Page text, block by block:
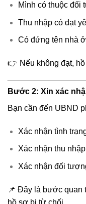
Mình có thuộc đối
Thu nhập có đạt
Có đứng tên nhà
👉 Nếu không đạt,
Bước 2: Xin xác
Bạn cần đến UBND
Xác nhận tình
Xác nhận thu nhập
Xác nhận đối
📌 Đây là bước quan
hồ sơ bị từ chối.